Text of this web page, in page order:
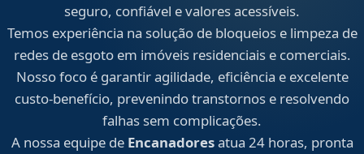
seguro, confiável e valores acessíveis.
Temos experiência na solução de bloqueios e limpeza de
redes de esgoto em imóveis residenciais e comerciais.
Nosso foco é garantir agilidade, eficiência e excelente
custo-benefício, prevenindo transtornos e resolvendo
falhas sem complicações.
A nossa equipe de Encanadoresatua 24 horas, pronta